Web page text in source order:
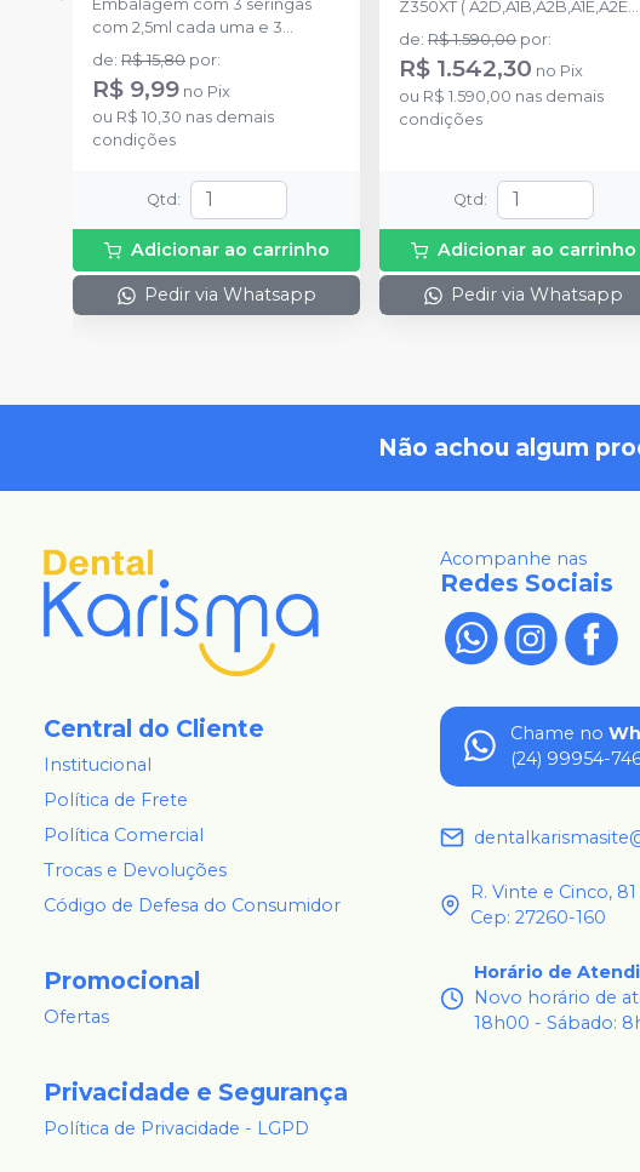
Embalagem com 3 seringas
com 2,5ml cada uma e 3
ponteiras para aplicação.
de: R$ 15,80 por:
R$ 9,99 no Pix
ou R$ 10,30 nas demais
condições
Qtd :
Adicionar ao carrinho
Pedir via Whatsapp
Z350XT ( A2D,A1B,A2B,A1E,A2E
4g) + 1 scotchbond plus 1,5ml + 1
filtek supreme A2 de 2g + 1 filtek
one A2 de 4g + lata.
de:R$ 1.590,00 por:
R$ 1.542,30 no Pix
ou R$ 1.590,00 nas demais
condições
Qtd :
Adicionar ao carrinho
Pedir via Whatsapp
Não achou algum
Central do Cliente
Institucional
Política de Frete
Política Comercial
Trocas e Devoluções
Código de Defesa do Consumidor
Promocional
Ofertas
Privacidade e Segurança
Política de Privacidade - LGPD
Acompanhe nas
Redes Sociais
Chame no
(24) 99954-
R. Vinte e Cinco,
Cep: 27260-160
Horário de
Novo horário de
18h00 - Sábado: